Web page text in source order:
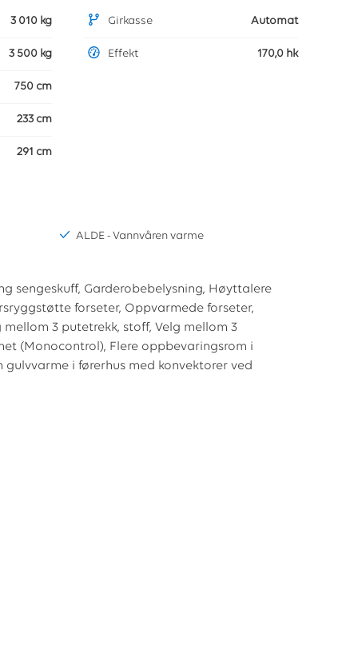
3 010 kg
3 500 kg
750 cm
233 cm
291 cm
Girkasse Automat
Effekt 170,0 hk
ALDE - Vannvåren varme
sengeskuff, Garderobebelysning, Høyttalere
forseter, Oppvarmede forseter,
3 putetrekk, stoff, Velg mellom 3
(Monocontrol), Flere oppbevaringsrom i
gulvvarme i førerhus med konvektorer ved